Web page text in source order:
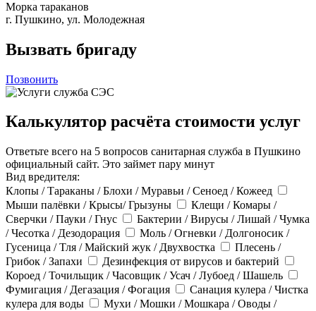
Морка тараканов
г. Пушкино, ул. Молодежная
Вызвать бригаду
Позвонить
Калькулятор расчёта стоимости услуг
Ответьте всего на 5 вопросов санитарная служба в Пушкино
официальный сайт. Это займет пару минут
Вид вредителя:
Клопы / Тараканы / Блохи / Муравьи / Сеноед / Кожеед
Мыши палёвки / Крысы/ Грызуны
Клещи / Комары /
Сверчки / Пауки / Гнус
Бактерии / Вирусы / Лишай / Чумка
/ Чесотка / Дезодорация
Моль / Огневки / Долгоносик /
Гусеница / Тля / Майский жук / Двухвостка
Плесень /
Грибок / Запахи
Дезинфекция от вирусов и бактерий
Короед / Точильщик / Часовщик / Усач / Лубоед / Шашель
Фумигация / Дегазация / Фогация
Санация кулера / Чистка
кулера для воды
Мухи / Мошки / Мошкара / Оводы /